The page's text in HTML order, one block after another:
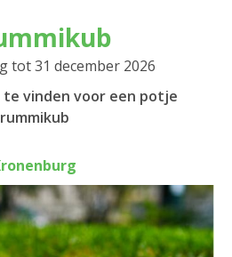
tot 31 december 2026
te vinden voor een potje